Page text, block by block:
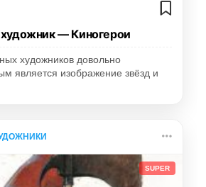
— Киногерои
художников довольно
является изображение звёзд и
SUPER